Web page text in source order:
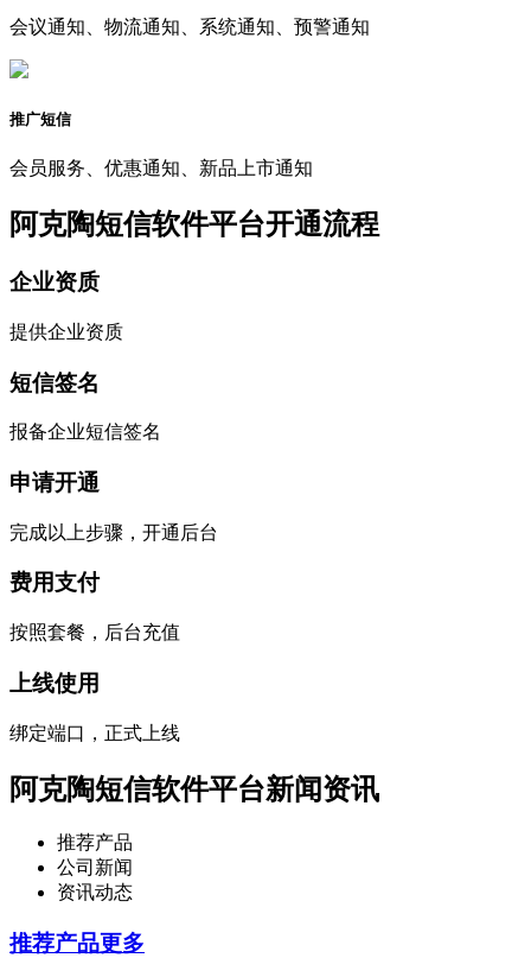
会议通知、物流通知、系统通知、预警通知
推广短信
会员服务、优惠通知、新品上市通知
阿克陶短信软件平台开通流程
企业资质
提供企业资质
短信签名
报备企业短信签名
申请开通
完成以上步骤，开通后台
费用支付
按照套餐，后台充值
上线使用
绑定端口，正式上线
阿克陶短信软件平台新闻资讯
推荐产品
公司新闻
资讯动态
推荐产品更多